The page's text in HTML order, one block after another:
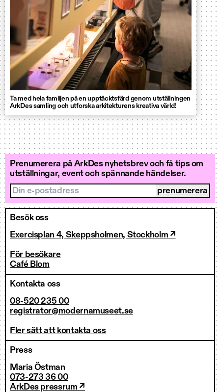
Ta med hela familjen på en upptäcktsfärd genom utställningen
ArkDes samling och utforska arkitekturens kreativa värld!
Prenumerera på ArkDes nyhetsbrev och få tips om
utställningar, event och spännande händelser.
Din e-postadress
Besök oss
Exercisplan 4, Skeppsholmen, Stockholm ↗
För besökare
Café Blom
Kontakta oss
08-520 235 00
registrator@modernamuseet.se
Fler sätt att kontakta oss
Press
Maria Östman
073-273 36 00
ArkDes pressrum ↗